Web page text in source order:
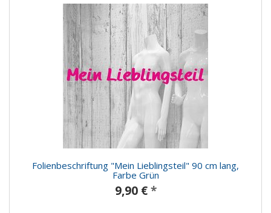
Folienbeschriftung "Mein Lieblingsteil" 90 cm lang,
Farbe Grün
9,90 € *